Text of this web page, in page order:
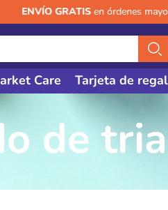
ENVÍO GRATISen órdenes mayores
Care Tarjeta de
de